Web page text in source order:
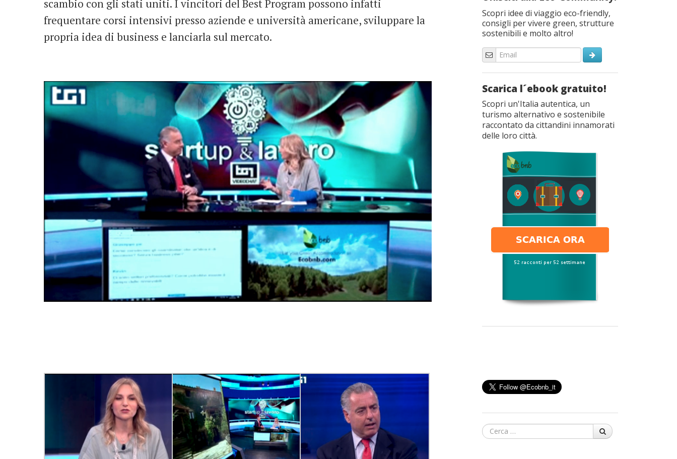
scambio con gli stati uniti. I vincitori del Best Program possono infatti
frequentare corsi intensivi presso aziende e università americane, sviluppare la
propria idea di business e lanciarla sul mercato.
Scopri idee di viaggio eco-friendly,
consigli per vivere green, strutture
sostenibili e molto altro!
Scarica l´ebook gratuito!
Scopri un'Italia autentica, un
turismo alternativo e sostenibile
raccontato da cittandini innamorati
delle loro città.
Cerca